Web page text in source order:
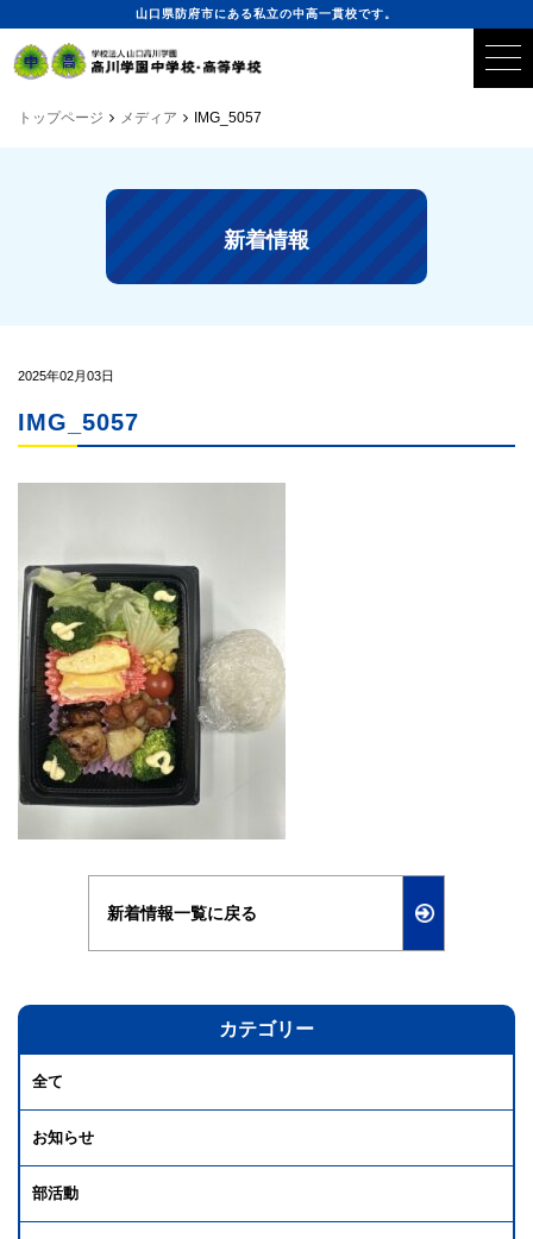
山口県防府市にある私立の中高一貫校です。
トップページ メディア IMG_5057
新着情報
2025年02月03日
IMG_5057
新着情報一覧に戻る
カテゴリー
全て
お知らせ
部活動